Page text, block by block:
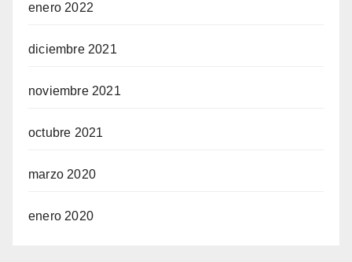
enero 2022
diciembre 2021
noviembre 2021
octubre 2021
marzo 2020
enero 2020